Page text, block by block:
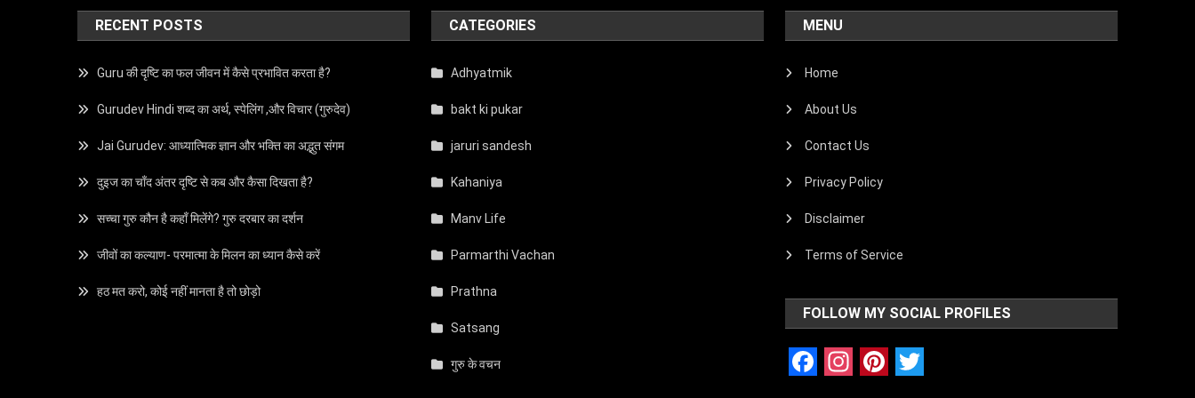
RECENT POSTS
Guru की दृष्टि का फल जीवन में कैसे प्रभावित करता है?
Gurudev Hindi शब्द का अर्थ, स्पेलिंग ,और विचार (गुरुदेव)
Jai Gurudev: आध्यात्मिक ज्ञान और भक्ति का अद्भुत संगम
दुइज का चाँद अंतर दृष्टि से कब और कैसा दिखता है?
सच्चा गुरु कौन है कहाँ मिलेंगे? गुरु दरबार का दर्शन
जीवों का कल्याण- परमात्मा के मिलन का ध्यान कैसे करें
हठ मत करो, कोई नहीं मानता है तो छोड़ो
CATEGORIES
Adhyatmik
bakt ki pukar
jaruri sandesh
Kahaniya
Manv Life
Parmarthi Vachan
Prathna
Satsang
गुरु के वचन
MENU
Home
About Us
Contact Us
Privacy Policy
Disclaimer
Terms of Service
FOLLOW MY SOCIAL PROFILES